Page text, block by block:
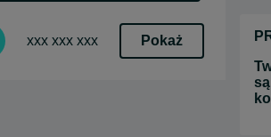
xxx xxx xxx Pokaż